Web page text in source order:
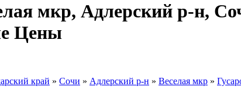
мкр, Адлерский р-н,
Цены
край » Сочи » Адлерский р-н » Веселая мкр »